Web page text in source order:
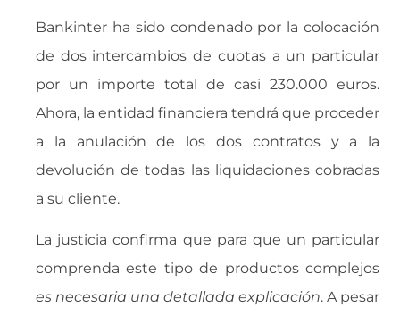
Bankinter ha sido condenado por la colocación
de dos intercambios de cuotas a un particular
por un importe total de casi 230.000 euros.
Ahora, la entidad financiera tendrá que proceder
a la anulación de los dos contratos y a la
devolución de todas las liquidaciones cobradas
a su cliente.
La justicia confirma que para que un particular
comprenda este tipo de productos complejos
es necesaria una detallada explicación. A pesar